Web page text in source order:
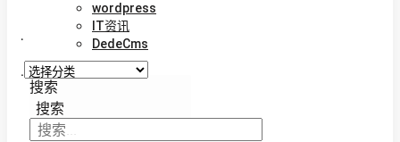
wordpress
IT资讯
DedeCms
.
.
搜索
搜索